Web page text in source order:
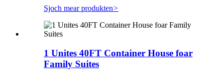
Sjoch mear produkten>
1 Unites 40FT Container House foar
Family Suites